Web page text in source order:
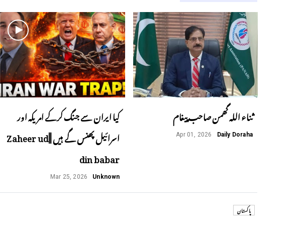
ثناء اللہ گھمن صاحب پیغام
Daily Doraha
Apr 01, 2026
کیا ایران سے جنگ کرکے امریکہ اور
اسرائیل پھنس گے ہیں ||Zaheer ud
din babar
Unknown
Mar 25, 2026
پاکستان